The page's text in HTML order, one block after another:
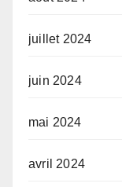
juillet 2024
juin 2024
mai 2024
avril 2024